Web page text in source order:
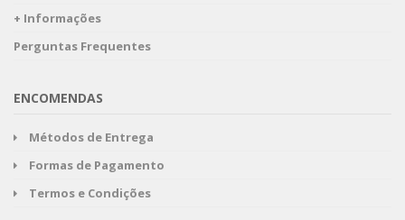
+ Informações
Perguntas Frequentes
ENCOMENDAS
Métodos de Entrega
Formas de Pagamento
Termos e Condições